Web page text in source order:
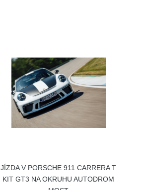
JÍZDA V PORSCHE 911 CARRERA T
KIT GT3 NA OKRUHU AUTODROM